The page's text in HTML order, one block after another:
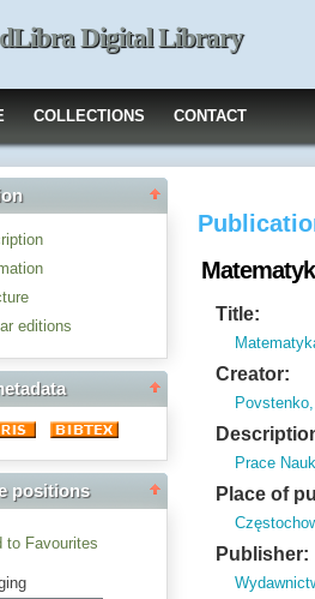
dLibra Digital Library
COLLECTIONS CONTACT
editions
positions
to Favourites
Title:
Creator:
Prace
Place of
Publisher: